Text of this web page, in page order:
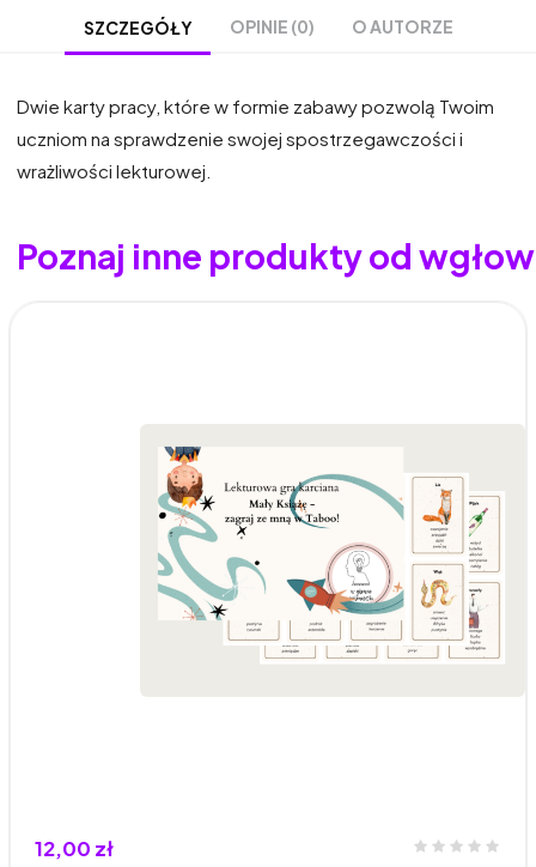
SZCZEGÓŁY OPINIE (0) O AUTORZE
Dwie karty pracy, które w formie zabawy pozwolą Twoim
uczniom na sprawdzenie swojej spostrzegawczości i
wrażliwości lekturowej.
Poznaj inne produkty od
12,00 zł